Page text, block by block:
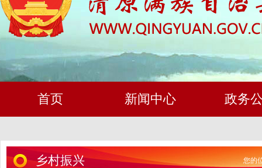
首页 新闻中心 政务
乡村振兴 您的